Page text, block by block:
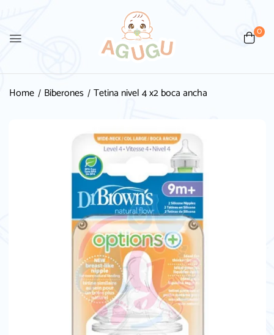
0
Home Biberones Tetina nivel 4 x2 boca ancha